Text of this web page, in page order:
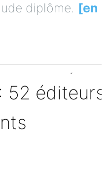
diplôme. [en